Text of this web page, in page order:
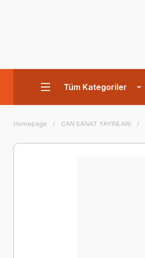
Tüm Kategoriler
Homepage CAN SANAT YAYINLARI